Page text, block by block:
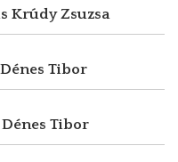
Krúdy Zsuzsa
Dénes Tibor
Dénes Tibor